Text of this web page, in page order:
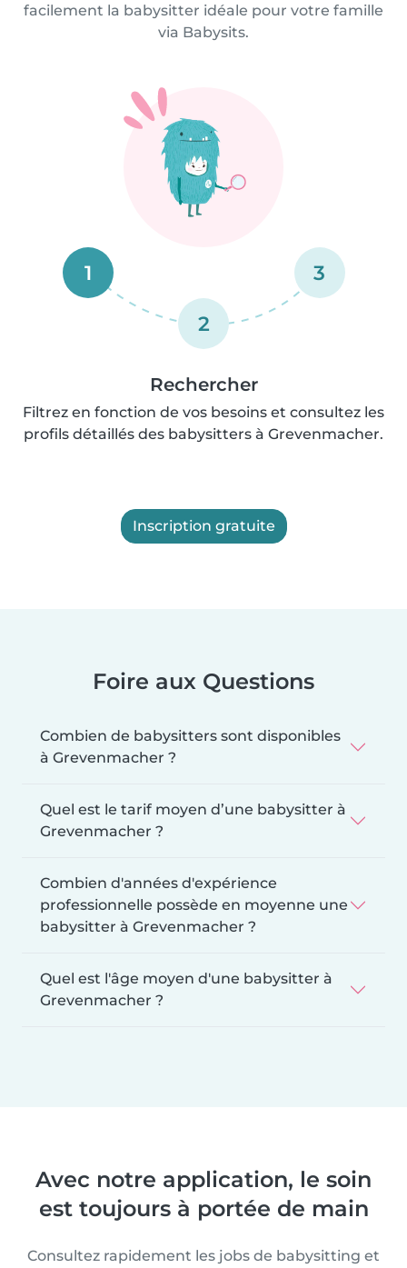
facilement la babysitter idéale pour votre famille
via Babysits.
1
2
3
Rechercher
Filtrez en fonction de vos besoins et consultez les
profils détaillés des babysitters à Grevenmacher.
Inscription gratuite
Foire aux Questions
Combien de babysitters sont disponibles
à Grevenmacher ?
Quel est le tarif moyen d’une babysitter à
Grevenmacher ?
Combien d'années d'expérience
professionnelle possède en moyenne une
babysitter à Grevenmacher ?
Quel est l'âge moyen d'une babysitter à
Grevenmacher ?
Avec notre application, le soin
est toujours à portée de main
Consultez rapidement les jobs de babysitting et